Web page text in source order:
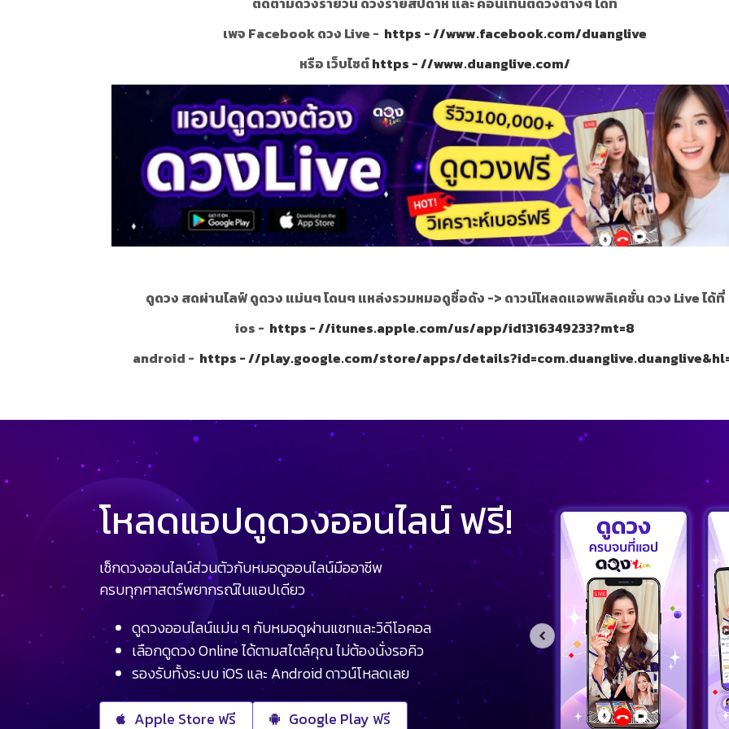
เพจ Facebook ดวง Live - https - //www.facebook.com/duanglive
หรือ เว็บไซต์https - //www.duanglive.com/
ดูดวง สดผ่านไลฟ์ ดูดวง แม่นๆ โดนๆ แหล่งรวมหมอดูชื่อดัง -> ดาวน์โหลดแอพพลิเคชั่น ดวง Live ได้ที่
ios - https - //itunes.apple.com/us/app/id1316349233?mt=8
android - https - //play.google.com/store/apps/
โหลดแอปดูดวงออนไลน์ ฟรี!
เช็กดวงออนไลน์ส่วนตัวกับหมอดูออนไลน์มืออาชีพ
ครบทุกศาสตร์พยากรณ์ในแอปเดียว
ดูดวงออนไลน์แม่น ๆ กับหมอดูผ่านแชทและวิดีโอคอล
เลือกดูดวง Online ได้ตามสไตล์คุณ ไม่ต้องนั่งรอคิว
รองรับทั้งระบบ iOS และ Android ดาวน์โหลดเลย
Apple Store ฟรี Google Play ฟรี